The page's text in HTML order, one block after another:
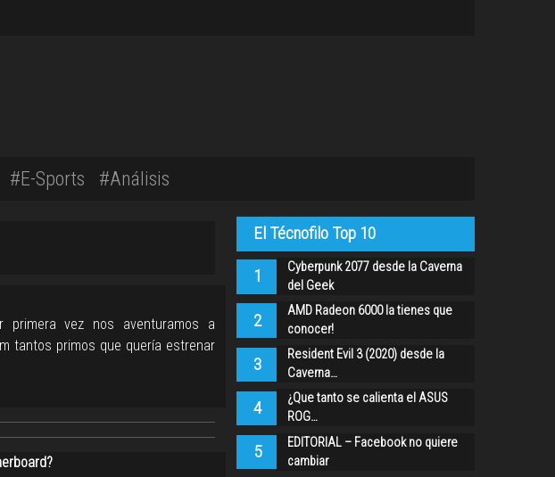
#E-Sports #Análisis
primera vez nos aventuramos a
tantos primos que quería estrenar
El Técnofilo Top 10
1
Cyberpunk 2077 desde la Caverna
del Geek
2
AMD Radeon 6000 la tienes que
conocer!
3
Resident Evil 3 (2020) desde la
Caverna…
4
¿Que tanto se calienta el ASUS
ROG…
5
EDITORIAL – Facebook no quiere
cambiar